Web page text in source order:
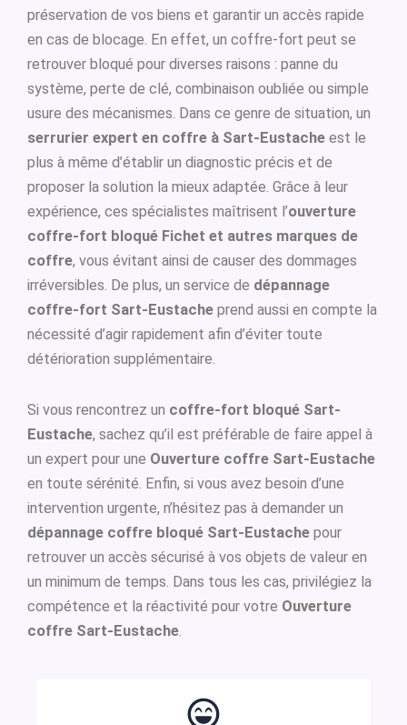
préservation de vos biens et garantir un accès rapide
en cas de blocage. En effet, un coffre-fort peut se
retrouver bloqué pour diverses raisons : panne du
système, perte de clé, combinaison oubliée ou simple
usure des mécanismes. Dans ce genre de situation, un
serrurier expert en coffre à Sart-Eustache est le
plus à même d’établir un diagnostic précis et de
proposer la solution la mieux adaptée. Grâce à leur
expérience, ces spécialistes maîtrisent l’ouverture
coffre-fort bloqué Fichet et autres marques de
coffre, vous évitant ainsi de causer des dommages
irréversibles. De plus, un service de dépannage
coffre-fort Sart-Eustache prend aussi en compte la
nécessité d’agir rapidement afin d’éviter toute
détérioration supplémentaire.
Si vous rencontrez un coffre-fort bloqué Sart-
Eustache, sachez qu’il est préférable de faire appel à
un expert pour une Ouverture coffre Sart-Eustache
en toute sérénité. Enfin, si vous avez besoin d’une
intervention urgente, n’hésitez pas à demander un
dépannage coffre bloqué Sart-Eustache pour
retrouver un accès sécurisé à vos objets de valeur en
un minimum de temps. Dans tous les cas, privilégiez la
compétence et la réactivité pour votre Ouverture
coffre Sart-Eustache.